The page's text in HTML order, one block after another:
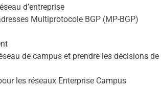
d’entreprise
Multiprotocole BGP (MP-BGP)
de campus et prendre les décisions de
les réseaux Enterprise Campus